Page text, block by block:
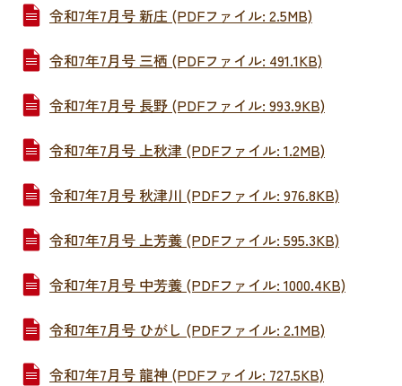
令和7年7月号 新庄 (PDFファイル: 2.5MB)
令和7年7月号 三栖 (PDFファイル: 491.1KB)
令和7年7月号 長野 (PDFファイル: 993.9KB)
令和7年7月号 上秋津 (PDFファイル: 1.2MB)
令和7年7月号 秋津川 (PDFファイル: 976.8KB)
令和7年7月号 上芳養 (PDFファイル: 595.3KB)
令和7年7月号 中芳養 (PDFファイル: 1000.4KB)
令和7年7月号 ひがし (PDFファイル: 2.1MB)
令和7年7月号 龍神 (PDFファイル: 727.5KB)